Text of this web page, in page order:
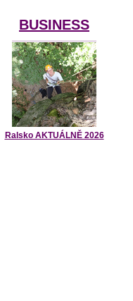
BUSINESS
Ralsko AKTUÁLNĚ 2026